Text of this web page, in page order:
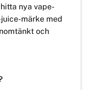
nya vape-
märke med
och